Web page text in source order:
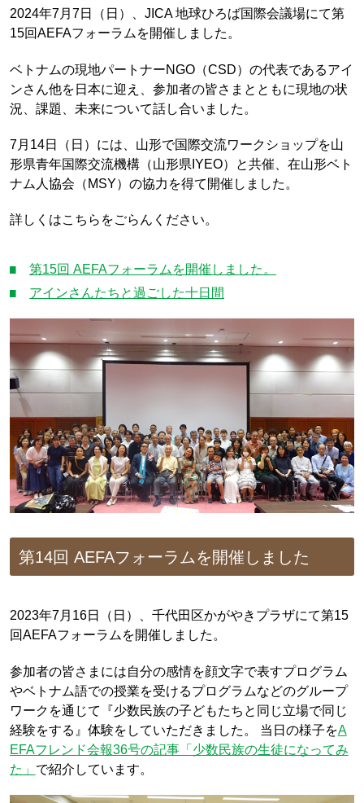
2024年7月7日（日）、JICA 地球ひろば国際会議場にて第
15回AEFAフォーラムを開催しました。
ベトナムの現地パートナーNGO（CSD）の代表であるアイ
ンさん他を日本に迎え、参加者の皆さまとともに現地の状
況、課題、未来について話し合いました。
7月14日（日）には、山形で国際交流ワークショップを山
形県青年国際交流機構（山形県IYEO）と共催、在山形ベト
ナム人協会（MSY）の協力を得て開催しました。
詳しくはこちらをごらんください。
第15回 AEFAフォーラムを開催しました。
アインさんたちと過ごした十日間
第14回 AEFAフォーラムを開催しました
2023年7月16日（日）、千代田区かがやきプラザにて第15
回AEFAフォーラムを開催しました。
参加者の皆さまには自分の感情を顔文字で表すプログラム
やベトナム語での授業を受けるプログラムなどのグループ
ワークを通じて『少数民族の子どもたちと同じ立場で同じ
経験をする』体験をしていただきました。 当日の様子をA
EFAフレンド会報36号の記事「少数民族の生徒になってみ
た」 で紹介しています。